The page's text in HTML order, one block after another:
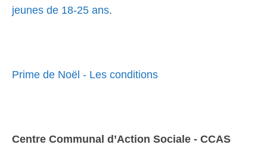
jeunes de 18-25 ans.
Prime de Noël - Les conditions
Centre Communal d’Action Sociale - CCAS